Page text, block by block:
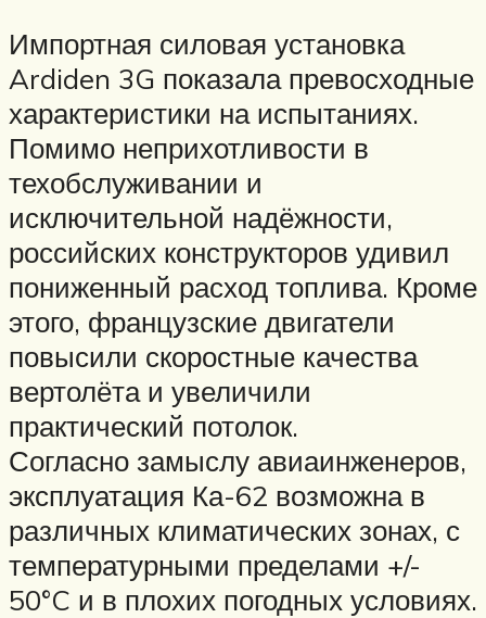
Импортная силовая установка
Ardiden 3G показала превосходные
характеристики на испытаниях.
Помимо неприхотливости в
техобслуживании и
исключительной надёжности,
российских конструкторов удивил
пониженный расход топлива. Кроме
этого, французские двигатели
повысили скоростные качества
вертолёта и увеличили
практический потолок.
Согласно замыслу авиаинженеров,
эксплуатация Ка-62 возможна в
различных климатических зонах, с
температурными пределами +/-
50°C и в плохих погодных условиях.